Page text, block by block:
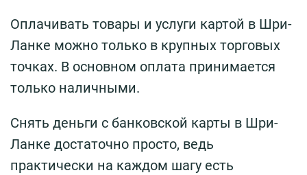
Оплачивать товары и услуги картой в Шри-
Ланке можно только в крупных торговых
точках. В основном оплата принимается
только наличными.
Снять деньги с банковской карты в Шри-
Ланке достаточно просто, ведь
практически на каждом шагу есть